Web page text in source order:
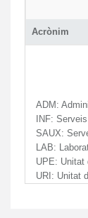
Acrònim
ADM:
INF:
SAUX:
LAB:
UPE: Unitat
URI: Unitat